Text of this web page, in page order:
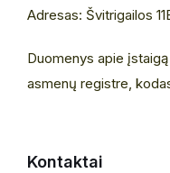
Adresas: Švitrigailos
Duomenys apie
asmenų registre,
Kontaktai